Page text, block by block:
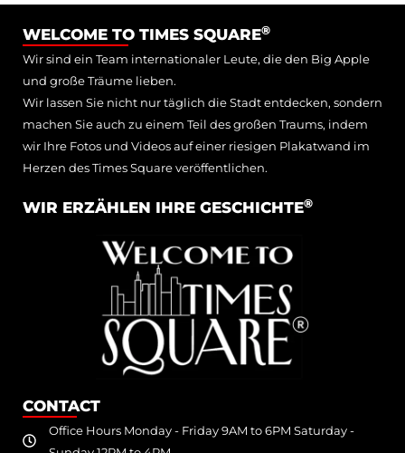
WELCOME TO TIMES SQUARE®
Wir sind ein Team internationaler Leute, die den Big Apple
und große Träume lieben.
Wir lassen Sie nicht nur täglich die Stadt entdecken, sondern
machen Sie auch zu einem Teil des großen Traums, indem
wir Ihre Fotos und Videos auf einer riesigen Plakatwand im
Herzen des Times Square veröffentlichen.
WIR ERZÄHLEN IHRE GESCHICHTE®
CONTACT
Office Hours Monday - Friday 9AM to 6PM Saturday -